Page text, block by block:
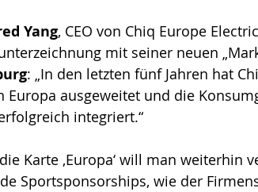
Yang, CEO von Chiq Europe
mit seiner neuen
: „In den letzten fünf Jahren hat
Europa ausgeweitet und die
integriert.“
Karte ‚Europa‘ will man weiterhin
Sportsponsorships, wie der